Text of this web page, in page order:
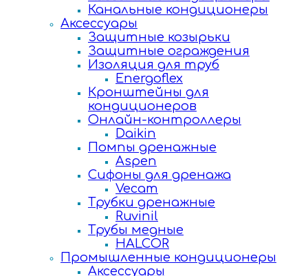
Канальные кондиционеры
Аксессуары
Защитные козырьки
Защитные ограждения
Изоляция для труб
Energoflex
Кронштейны для
кондиционеров
Онлайн-контроллеры
Daikin
Помпы дренажные
Aspen
Сифоны для дренажа
Vecam
Трубки дренажные
Ruvinil
Трубы медные
HALCOR
Промышленные кондиционеры
Аксессуары